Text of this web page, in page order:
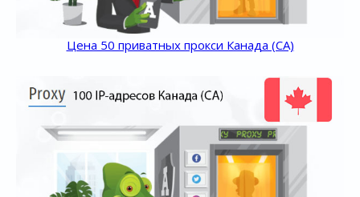
Цена 50 приватных прокси Канада (CA)